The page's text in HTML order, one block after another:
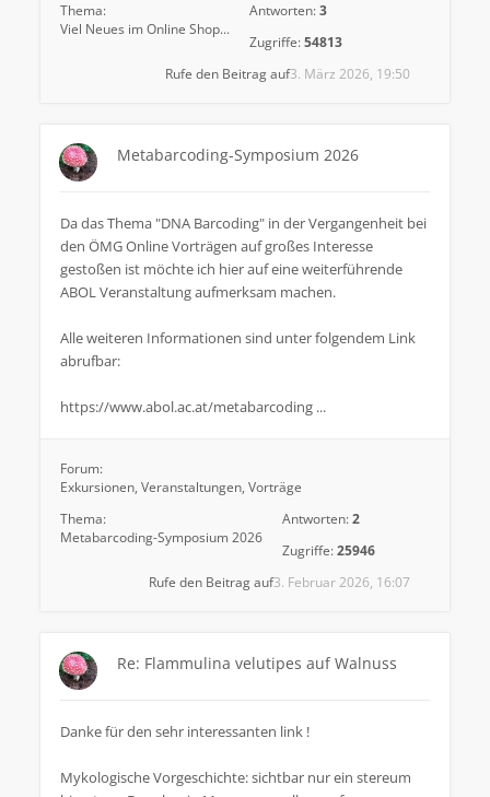
Thema:
Viel Neues im Online Shop...
Antworten:3
Zugriffe:54813
3. März 2026, 19:50
Rufe den Beitrag auf
Metabarcoding-Symposium 2026
Da das Thema "DNA Barcoding" in der Vergangenheit bei
den ÖMG Online Vorträgen auf großes Interesse
gestoßen ist möchte ich hier auf eine weiterführende
ABOL Veranstaltung aufmerksam machen.
Alle weiteren Informationen sind unter folgendem Link
abrufbar:
https://www.abol.ac.at/metabarcoding ...
Forum:
Exkursionen, Veranstaltungen, Vorträge
Thema:
Metabarcoding-Symposium 2026
Antworten:2
Zugriffe:25946
3. Februar 2026, 16:07
Rufe den Beitrag auf
Re: Flammulina velutipes auf Walnuss
Danke für den sehr interessanten link !
Mykologische Vorgeschichte: sichtbar nur ein stereum